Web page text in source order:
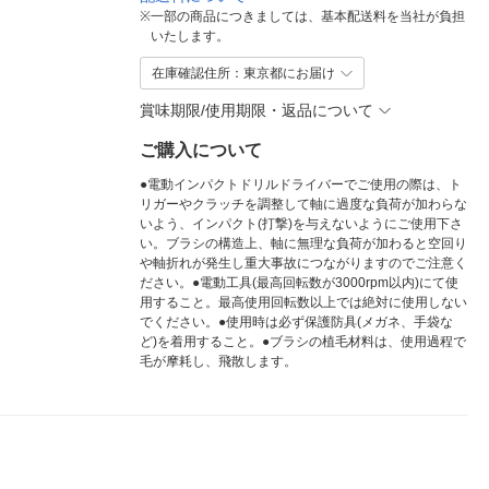
※一部の商品につきましては、基本配送料を当社が負担
いたします。
在庫確認住所：東京都にお届け
賞味期限/使用期限・返品について
ご購入について
●電動インパクトドリルドライバーでご使用の際は、ト
リガーやクラッチを調整して軸に過度な負荷が加わらな
いよう、インパクト(打撃)を与えないようにご使用下さ
い。ブラシの構造上、軸に無理な負荷が加わると空回り
や軸折れが発生し重大事故につながりますのでご注意く
ださい。●電動工具(最高回転数が3000rpm以内)にて使
用すること。最高使用回転数以上では絶対に使用しない
でください。●使用時は必ず保護防具(メガネ、手袋な
ど)を着用すること。●ブラシの植毛材料は、使用過程で
毛が摩耗し、飛散します。